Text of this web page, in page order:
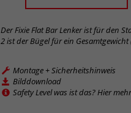
Der Fixie Flat Bar Lenker ist für den
2 ist der Bügel für ein
Montage + Sicherheitshinweis
Bilddownload
Safety Level was ist das? Hier